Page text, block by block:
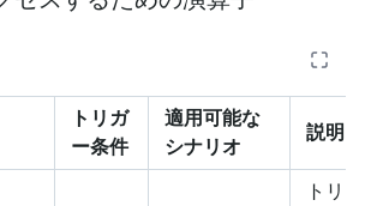
トリガ
ー条件
適用可能な
シナリオ
説明
トリ